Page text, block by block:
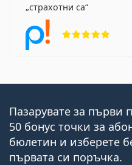
страхотни са
Пазарувате за първи
50 бонус точки за
бюлетин и изберете
първата си поръчка.